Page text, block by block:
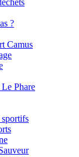
?
Camus
Phare